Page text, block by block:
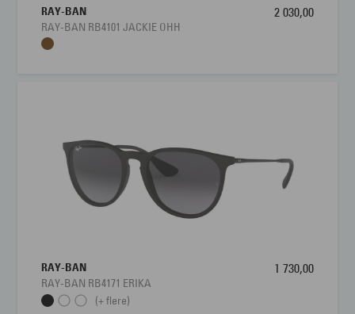
RAY-BAN
RAY-BAN RB4101 JACKIE OHH
2 030,00
RAY-BAN
RAY-BAN RB4171 ERIKA
1 730,00
(+ flere)